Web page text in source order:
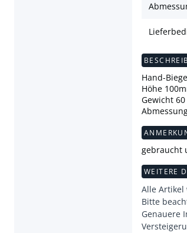
Hand-
Höhe
Gewicht 60
gebraucht
WEITERE
Alle
Bitte
Genauere